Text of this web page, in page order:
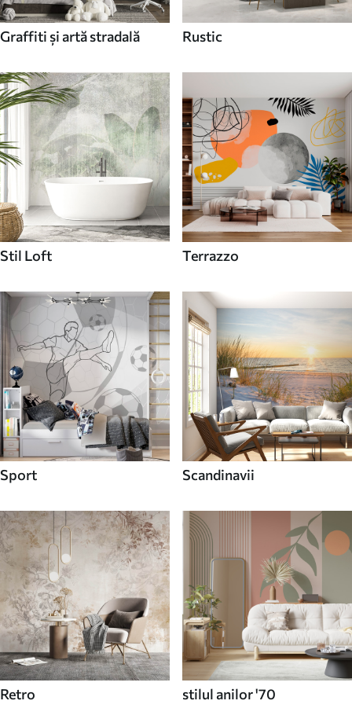
Graffiti și artă stradală Rustic
Stil Loft Terrazzo
Sport Scandinavii
Retro stilul anilor '70